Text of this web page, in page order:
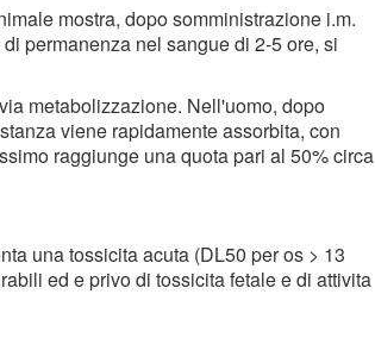
mostra, dopo somministrazione i.m.
permanenza nel sangue di 2-5 ore, si
metabolizzazione. Nell'uomo, dopo
viene rapidamente assorbita, con
raggiunge una quota pari al 50% circa
una tossicita acuta (DL50 per os > 13
ed e privo di tossicita fetale e di attivita